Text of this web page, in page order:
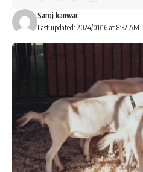
Last updated: 2024/01/16 at 8:32 AM
Saroj kanwar